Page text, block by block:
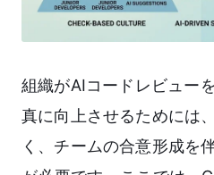
組織がAIコードレビュー
真に向上させるためには
く、チームの合意形成を